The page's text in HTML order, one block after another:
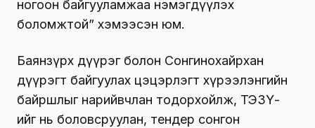
ногоон байгууламжаа нэмэгдүүлэх
боломжтой” хэмээсэн юм.
Баянзүрх дүүрэг болон Сонгинохайрхан
дүүрэгт байгуулах цэцэрлэгт хүрээлэнгийн
байршлыг нарийвчлан тодорхойлж, ТЭЗҮ-
ийг нь боловсруулан, тендер сонгон